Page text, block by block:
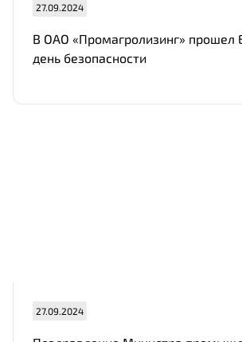
27.09.2024
В ОАО «Промагролизинг» прошел
день безопасности
27.09.2024